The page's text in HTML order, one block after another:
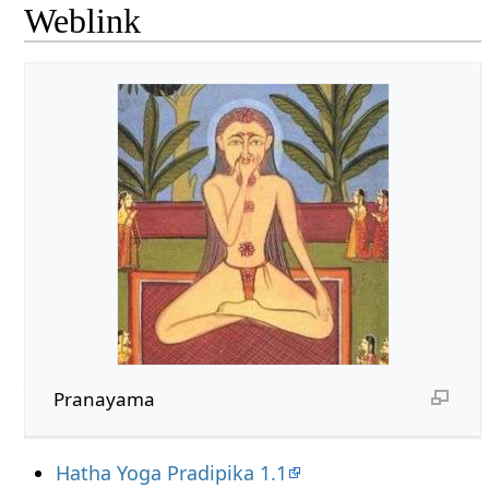
Weblink
Pranayama
Hatha Yoga Pradipika 1.1